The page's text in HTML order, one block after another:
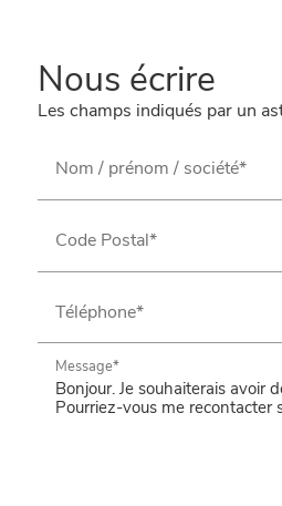
Nous écrire
Les champs indiqués par un
Nom / prénom / société*
Code Postal*
Téléphone*
Message*